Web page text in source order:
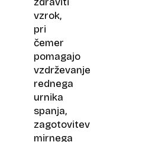
vzrok,
pri
čemer
pomagajo
vzdrževanje
rednega
urnika
spanja,
zagotovitev
mirnega